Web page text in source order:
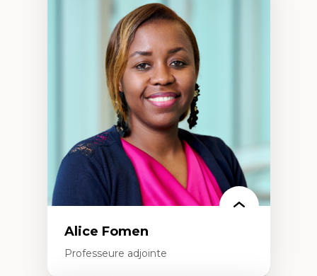
Les apports pédagogiques des théories de
l'affect, du posthumanisme, du féminisme
dans l'éducation aux sciences
L'apprentissage des sciences/STIM dans une
perspective socioécologique de care
L’insertion professionnelle des
enseignant.e.s
Alice Fomen
Professeure adjointe